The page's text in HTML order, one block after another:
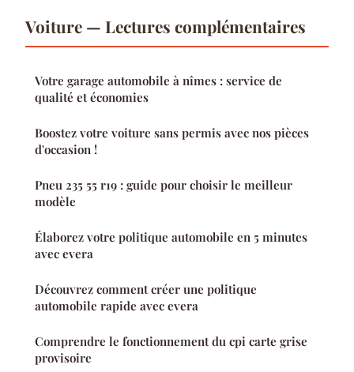
Voiture — Lectures complémentaires
Votre garage automobile à nîmes : service de
qualité et économies
Boostez votre voiture sans permis avec nos pièces
d'occasion !
Pneu 235 55 r19 : guide pour choisir le meilleur
modèle
Élaborez votre politique automobile en 5 minutes
avec evera
Découvrez comment créer une politique
automobile rapide avec evera
Comprendre le fonctionnement du cpi carte grise
provisoire